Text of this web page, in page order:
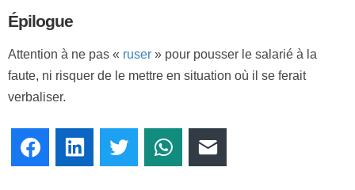
Épilogue
Attention à ne pas « ruser » pour pousser le salarié à la
faute, ni risquer de le mettre en situation où il se ferait
verbaliser.
FacebookLinkedInTwitter WhatsApp